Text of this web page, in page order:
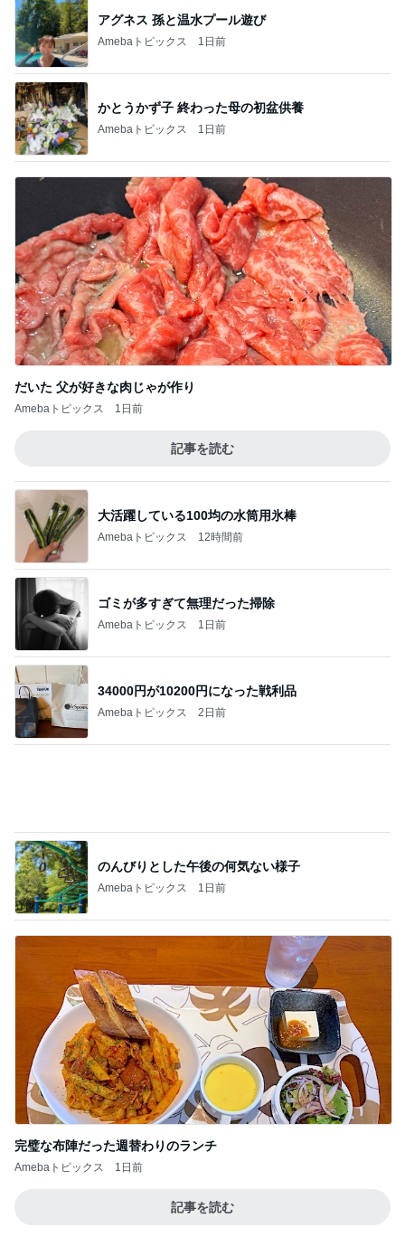
かとうかず子 終わった母の初盆供養
Amebaトピックス 1日前
だいた 父が好きな肉じゃが作り
Amebaトピックス 1日前
記事を読む
Amebaトピックス 12時間前
ゴミが多すぎて無理だった掃除
Amebaトピックス 1日前
34000円が10200円になった戦利品
Amebaトピックス 2日前
のんびりとした午後の何気ない様子
Amebaトピックス 1日前
完璧な布陣だった週替わりのランチ
Amebaトピックス 1日前
記事を読む
参加を迷わずお断りした裁判
Amebaトピックス 1日前
Amebaトピックス 14時間前